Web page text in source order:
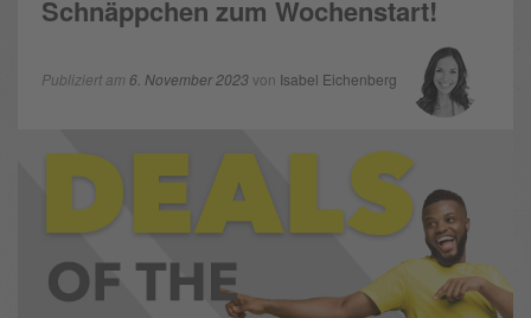
Schnäppchen zum Wochenstart!
Publiziert am 6. November 2023von Isabel Eichenberg